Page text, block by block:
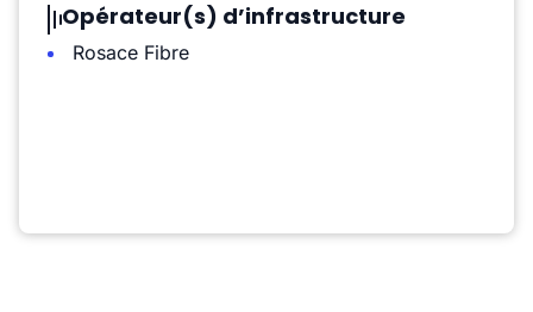
Opérateur(s) d’infrastructure
Rosace Fibre